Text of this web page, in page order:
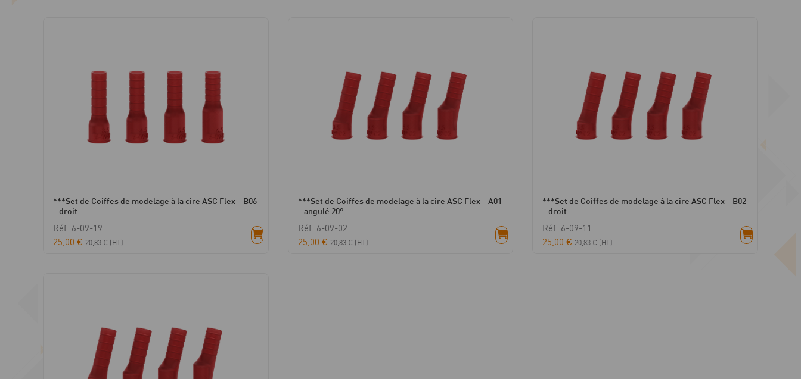
***Set de Coiffes de modelage à la cire ASC Flex – B06
– droit
Réf: 6-09-19
25,00 € 20,83 € (HT)
***Set de Coiffes de modelage à la cire ASC Flex – A01
– angulé 20°
Réf: 6-09-02
25,00 € 20,83 € (HT)
***Set de Coiffes de modelage à la cire ASC Flex – B02
– droit
Réf: 6-09-11
25,00€ 20,83€ (HT)